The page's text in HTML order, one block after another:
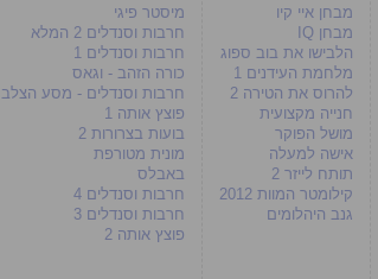
מבחן איי קיו
מבחן IQ
הלבישו את בוב ספוג
מלחמת העידנים 1
להרוס את הטירה 2
חנייה מקצועית
מושל הפוקר
אישה למעלה
תותח לייזר 2
קילומטר המוות 2012
גנב היהלומים
מיסטר פיגי
חרבות וסנדלים 2 המלא
חרבות וסנדלים 1
כורה הזהב - וגאס
חרבות וסנדלים - מסע הצלב
פוצץ אותה 1
בועות בצרורות 2
מונית מטורפת
באבלס
חרבות וסנדלים 4
חרבות וסנדלים 3
פוצץ אותה 2